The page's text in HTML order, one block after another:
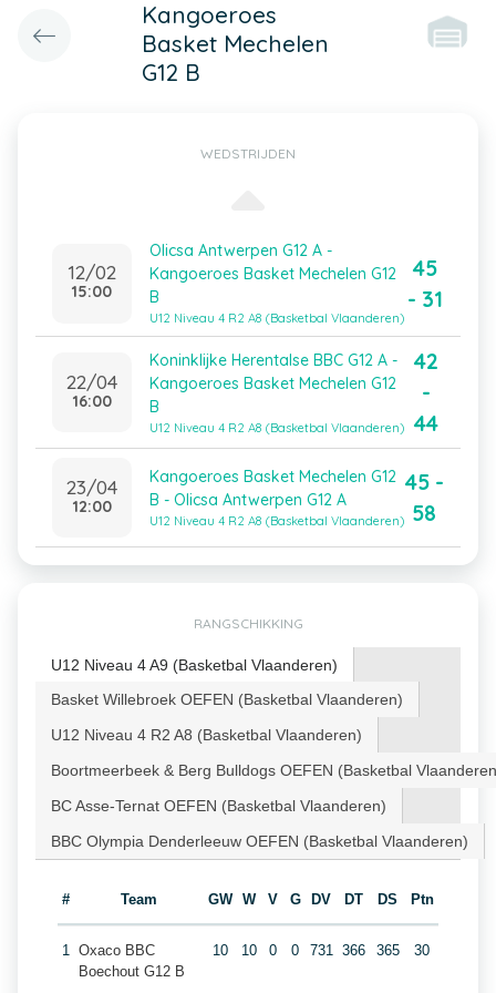
Kangoeroes
Basket Mechelen
G12 B
WEDSTRIJDEN
12/02
15:00
Olicsa Antwerpen G12 A -
Kangoeroes Basket Mechelen G12
B
U12 Niveau 4 R2 A8 (Basketbal Vlaanderen)
45
- 31
22/04
16:00
Koninklijke Herentalse BBC G12 A -
Kangoeroes Basket Mechelen G12
B
U12 Niveau 4 R2 A8 (Basketbal Vlaanderen)
42
-
44
23/04
12:00
Kangoeroes Basket Mechelen G12
B - Olicsa Antwerpen G12 A
U12 Niveau 4 R2 A8 (Basketbal Vlaanderen)
45 -
58
RANGSCHIKKING
U12 Niveau 4 A9 (Basketbal Vlaanderen)
Basket Willebroek OEFEN (Basketbal Vlaanderen)
U12 Niveau 4 R2 A8 (Basketbal Vlaanderen)
Boortmeerbeek & Berg Bulldogs OEFEN (Basketbal
BC Asse-Ternat OEFEN (Basketbal Vlaanderen)
BBC Olympia Denderleeuw OEFEN (Basketbal Vlaanderen)
# Team GW W V G DV DT DS Ptn
1 Oxaco BBC
Boechout G12 B
10 10 0 0 731 366 365 30